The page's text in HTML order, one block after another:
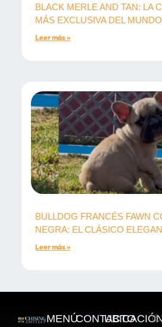
BLACK MERLE AND TAN: LA
MÁS EXCLUSIVA DEL
Leer más »
BULLDOG FRANCÉS FAWN
NEGRA: EL CLÁSICO
Leer más »
MENÚCONTACTO